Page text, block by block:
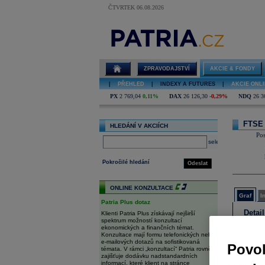
ČTVRTEK 06.08.2026
FTSE MIB
ZPRAVODAJSTVÍ AKCIE & FONDY
PŘEHLED INDEXY A FUTURES AKCIE
PX 2 769,04 0,11% DAX 26 126,30 -0,29% NDQ 26
HLEDÁNÍ V AKCIÍCH
select
Odeslat
Pokročilé hledání
ONLINE KONZULTACE
Patria Plus dotaz
Klienti Patria Plus získávají nejširší
spektrum možností konzultací
ekonomických a finančních témat.
Konzultace mají formu telefonických nebo
e-mailových dotazů na sofistikovaná
témata. V rámci „konzultací“ Patria rovněž
zajišťuje dodávku nadstandardních
informací, které klient na stránce
Graf